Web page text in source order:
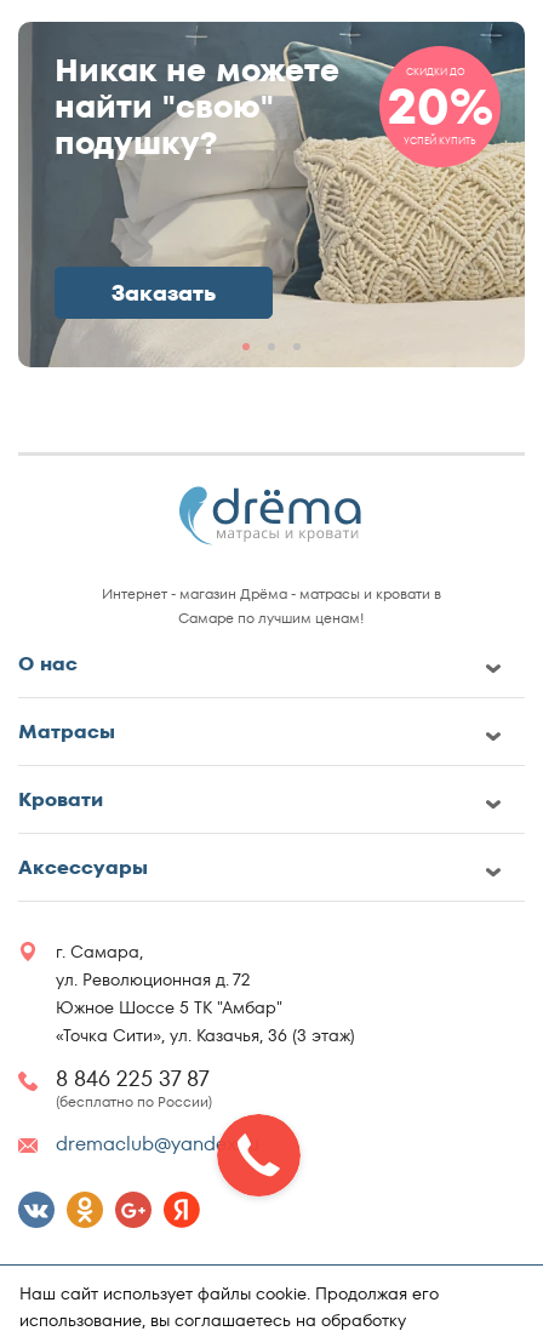
Никак не можете
найти "свою"
подушку?
Заказать
СКИДКИ ДО
20%
УСПЕЙ КУПИТЬ
Интернет - магазин Дрёма - матрасы и кровати в
Самаре по лучшим ценам!
О нас
Матрасы
Кровати
Аксессуары
г. Самара,
ул. Революционная д. 72
Южное Шоссе 5 ТК "Амбар"
«Точка Сити», ул. Казачья, 36 (3 этаж)
8 846 225 37 87
(бесплатно по России)
dremaclub@yandex.ru
Наш сайт использует файлы cookie. Продолжая его
использование, вы соглашаетесь на обработку